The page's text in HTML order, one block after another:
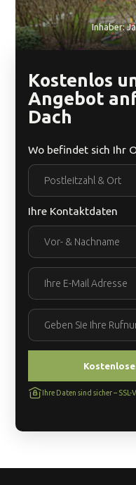
Inhaber:
Kostenlos
Angebot
Dach
Wo befindet sich Ihr
Ihre Kontaktdaten
Ihre Daten sind sicher –